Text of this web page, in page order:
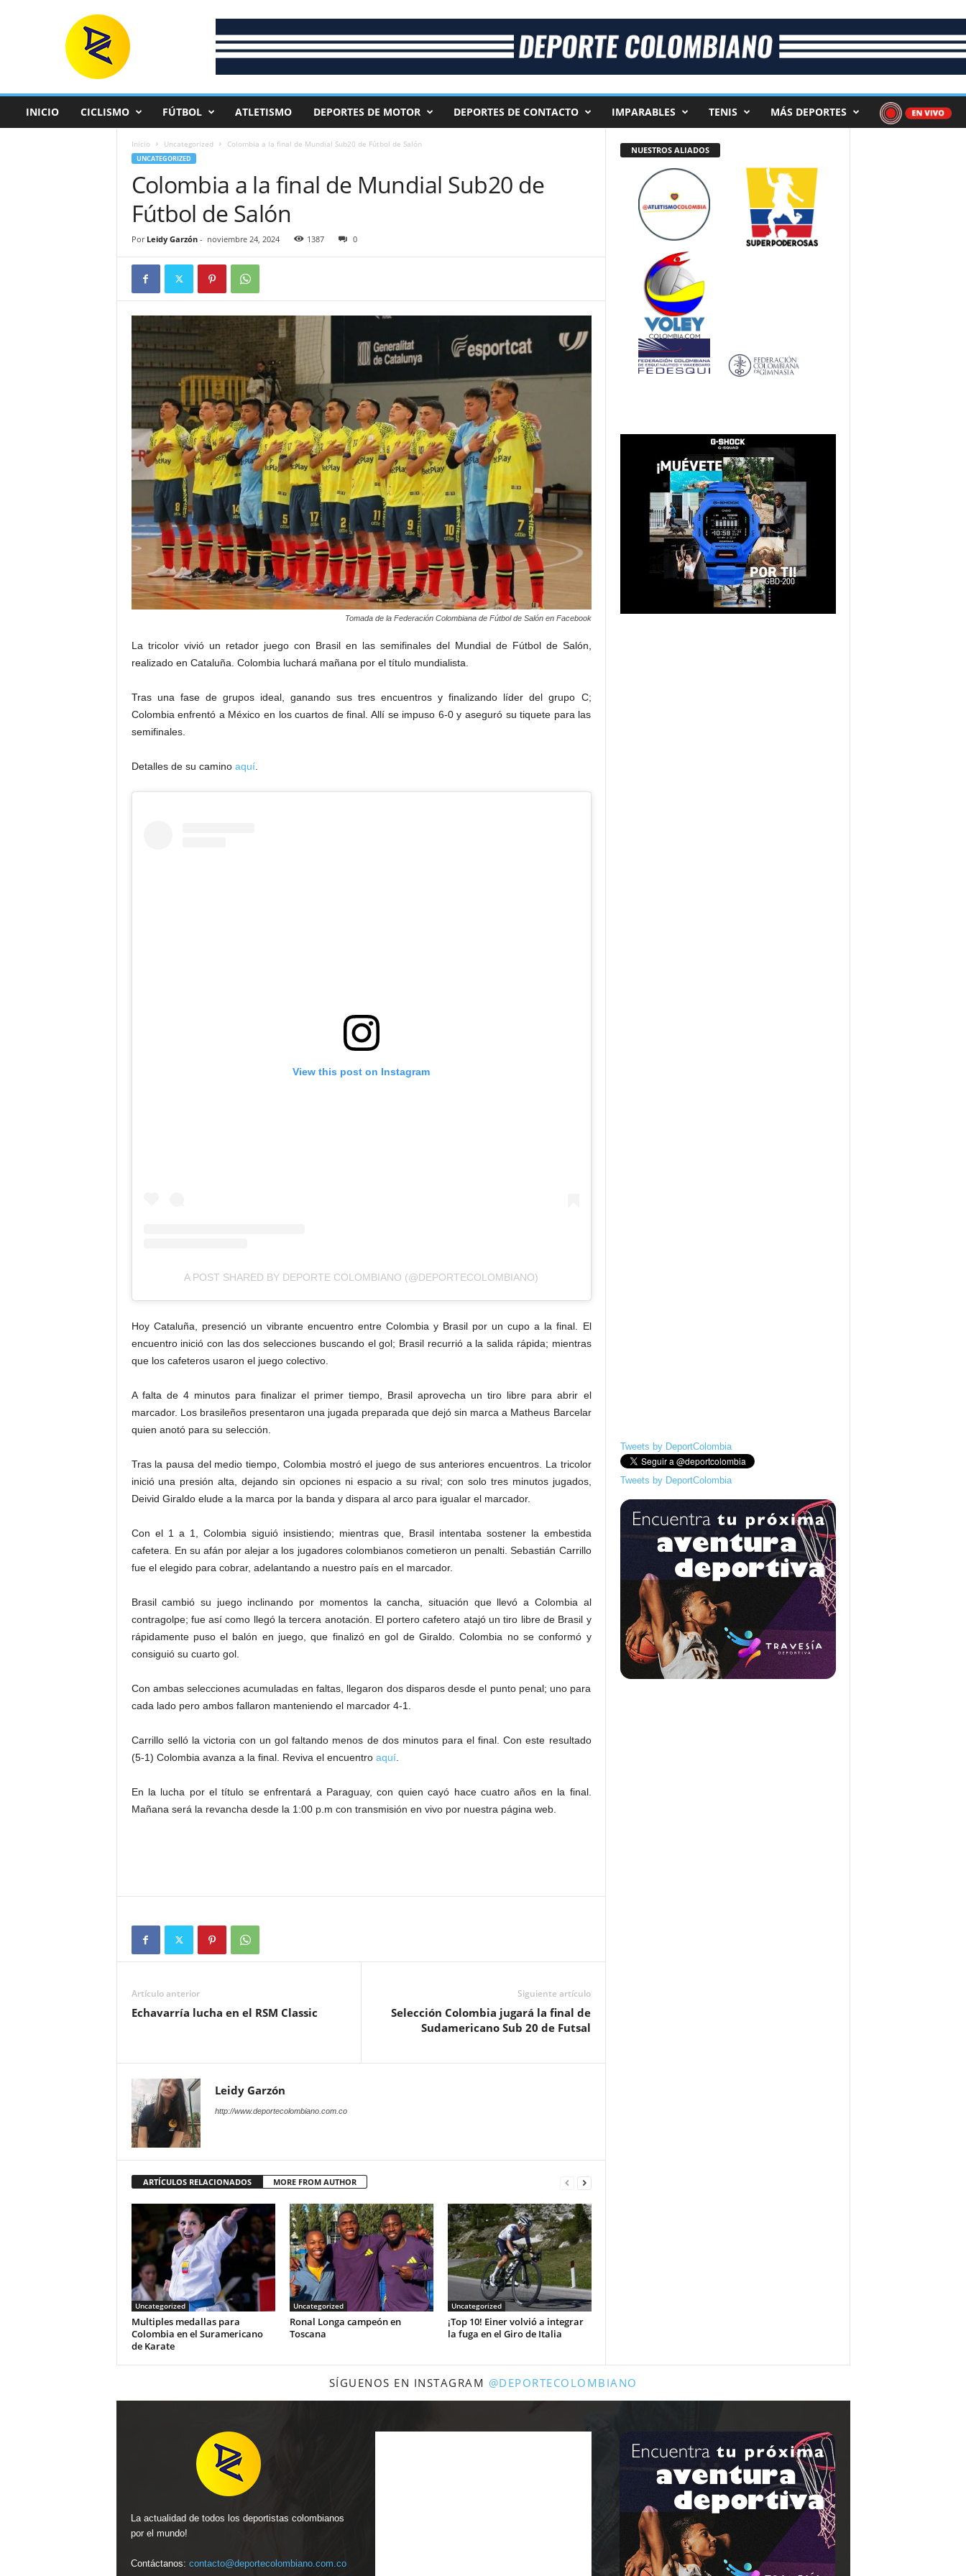
INICIO CICLISMO FÚTBOL ATLETISMO DEPORTES DE MOTOR DEPORTES DE CONTACTO IMPARABLES TENIS MÁS DEPORTES
Inicio Uncategorized Colombia a la final de Mundial Sub20 de Fútbol de Salón
UNCATEGORIZED
Colombia a la final de Mundial Sub20 de
Fútbol de Salón
Por Leidy Garzón- noviembre 24, 2024 1387 0
Tomada de la Federación Colombiana de Fútbol de Salón en Facebook
La tricolor vivió un retador juego con Brasil en las semifinales del Mundial de Fútbol de Salón,
realizado en Cataluña. Colombia luchará mañana por el título mundialista.
Tras una fase de grupos ideal, ganando sus tres encuentros y finalizando líder del grupo C;
Colombia enfrentó a México en los cuartos de final. Allí se impuso 6-0 y aseguró su tiquete para las
semifinales.
Detalles de su caminoaquí.
View this post on Instagram
A POST SHARED BY DEPORTE COLOMBIANO (@DEPORTECOLOMBIANO)
Hoy Cataluña, presenció un vibrante encuentro entre Colombia y Brasil por un cupo a la final. El
encuentro inició con las dos selecciones buscando el gol; Brasil recurrió a la salida rápida; mientras
que los cafeteros usaron el juego colectivo.
A falta de 4 minutos para finalizar el primer tiempo, Brasil aprovecha un tiro libre para abrir el
marcador. Los brasileños presentaron una jugada preparada que dejó sin marca a Matheus Barcelar
quien anotó para su selección.
Tras la pausa del medio tiempo, Colombia mostró el juego de sus anteriores encuentros. La tricolor
inició una presión alta, dejando sin opciones ni espacio a su rival; con solo tres minutos jugados,
Deivid Giraldo elude a la marca por la banda y dispara al arco para igualar el marcador.
Con el 1 a 1, Colombia siguió insistiendo; mientras que, Brasil intentaba sostener la embestida
cafetera. En su afán por alejar a los jugadores colombianos cometieron un penalti. Sebastián Carrillo
fue el elegido para cobrar, adelantando a nuestro país en el marcador.
Brasil cambió su juego inclinando por momentos la cancha, situación que llevó a Colombia al
contragolpe; fue así como llegó la tercera anotación. El portero cafetero atajó un tiro libre de Brasil y
rápidamente puso el balón en juego, que finalizó en gol de Giraldo. Colombia no se conformó y
consiguió su cuarto gol.
Con ambas selecciones acumuladas en faltas, llegaron dos disparos desde el punto penal; uno para
cada lado pero ambos fallaron manteniendo el marcador 4-1.
Carrillo selló la victoria con un gol faltando menos de dos minutos para el final. Con este resultado
(5-1) Colombia avanza a la final. Reviva el encuentro aquí.
En la lucha por el título se enfrentará a Paraguay, con quien cayó hace cuatro años en la final.
Mañana será la revancha desde la 1:00 p.m con transmisión en vivo por nuestra página web.
Artículo anterior
Echavarría lucha en el RSM Classic
Siguiente artículo
Selección Colombia jugará la final de
Sudamericano Sub 20 de Futsal
Leidy Garzón
http://www.deportecolombiano.com.co
ARTÍCULOS RELACIONADOS MORE FROM AUTHOR
Uncategorized
Multiples medallas para
Colombia en el Suramericano
de Karate
Uncategorized
Ronal Longa campeón en
Toscana
Uncategorized
¡Top 10! Einer volvió a integrar
la fuga en el Giro de Italia
NUESTROS ALIADOS
Tweets by DeportColombia
Tweets by DeportColombia
SÍGUENOS EN INSTAGRAM @DEPORTECOLOMBIANO
La actualidad de todos los deportistas colombianos
por el mundo!
Contáctanos: contacto@deportecolombiano.com.co